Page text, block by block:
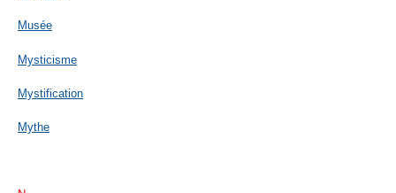
Musée
Mysticisme
Mystification
Mythe